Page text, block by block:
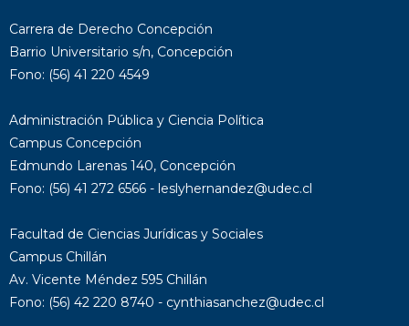
Carrera de Derecho Concepción
Barrio Universitario s/n, Concepción
Fono: (56) 41 220 4549
Administración Pública y Ciencia Política
Campus Concepción
Edmundo Larenas 140, Concepción
Fono: (56) 41 272 6566 - leslyhernandez@udec.cl
Facultad de Ciencias Jurídicas y Sociales
Campus Chillán
Av. Vicente Méndez 595 Chillán
Fono: (56) 42 220 8740 - cynthiasanchez@udec.cl